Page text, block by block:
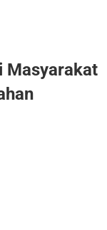
Masyarakat